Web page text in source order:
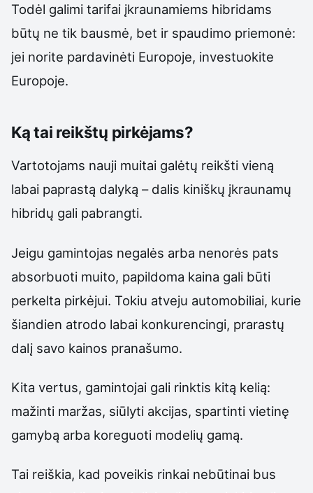
Todėl galimi tarifai įkraunamiems hibridams
būtų ne tik bausmė, bet ir spaudimo priemonė:
jei norite pardavinėti Europoje, investuokite
Europoje.
Ką tai reikštų pirkėjams?
Vartotojams nauji muitai galėtų reikšti vieną
labai paprastą dalyką – dalis kiniškų įkraunamų
hibridų gali pabrangti.
Jeigu gamintojas negalės arba nenorės pats
absorbuoti muito, papildoma kaina gali būti
perkelta pirkėjui. Tokiu atveju automobiliai, kurie
šiandien atrodo labai konkurencingi, prarastų
dalį savo kainos pranašumo.
Kita vertus, gamintojai gali rinktis kitą kelią:
mažinti maržas, siūlyti akcijas, spartinti vietinę
gamybą arba koreguoti modelių gamą.
Tai reiškia, kad poveikis rinkai nebūtinai bus